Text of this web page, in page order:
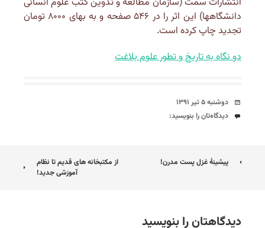
دانشگاهها) این اثر را در ۵۴۶ صفحه و به بهای ۸۰۰۰ تومان
تجدید چاپ کرده است.
دو نگاه به تاریخ و تطور علوم بلاغت
تاریخ
دوشنبه ۵ تیر ۱۳۹۱
دیدگاه‌ها
دیدگاه‌تان را بنویسید:
ناوبری
پیشینۀ غزل پست مدرن!
از مکتبخانه های قدیم تا نظام
آموزشی جدید!
دیدگاهتان را بنویسید